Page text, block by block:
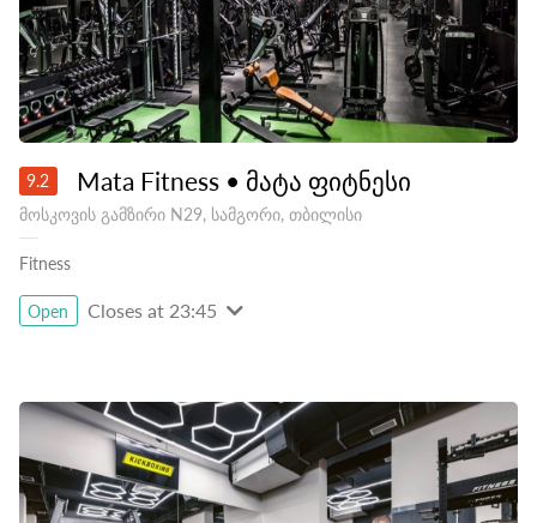
9.2 Mata Fitness • მატა ფიტნესი
მოსკოვის გამზირი N29, სამგორი, თბილისი
Fitness
Open Closes at 23:45